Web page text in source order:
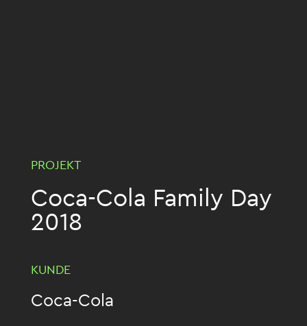
PROJEKT
Coca-Cola Family Day
2018
KUNDE
Coca-Cola